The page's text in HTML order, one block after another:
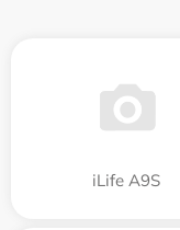
iLife A9S